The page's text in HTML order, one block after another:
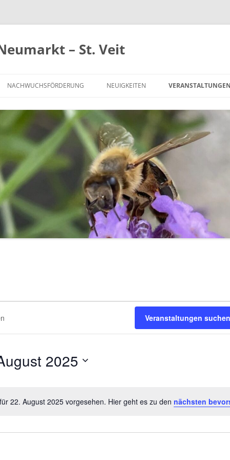
– St. Veit
NACHWUCHSFÖRDERUNG
IMKERN AUF PROBE
NEUIGKEITEN VERANSTALTUNGEN
Hinweis
22. August 2025 vorgesehen. Hier geht es zu den nächsten
Veranstaltungen suchen
2025